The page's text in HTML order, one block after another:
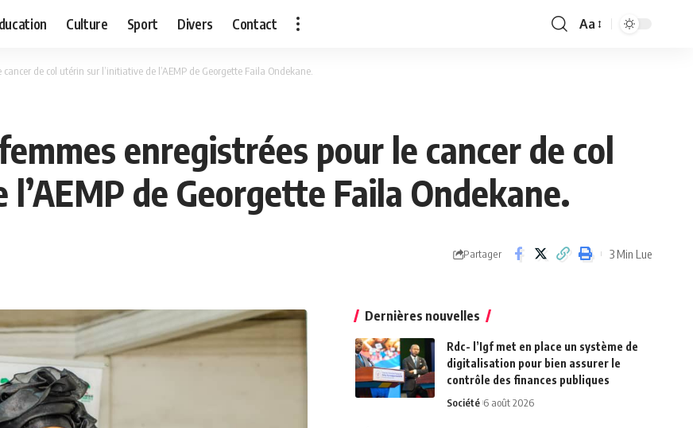
Culture Sport Divers Contact
Font
Aa
de col utérin sur l’initiative de l’AEMP de Georgette Faila Ondekane.
enregistrées pour le cancer de col
de Georgette Faila Ondekane.
Partager 3 Min Lue
Dernières nouvelles
Rdc- l’Igf met en place un système de
digitalisation pour bien assurer le
contrôle des finances publiques
Société 6 août 2026